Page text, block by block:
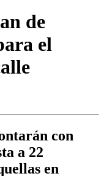
de
el
con
a 22
en